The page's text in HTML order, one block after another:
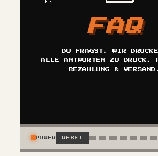
FAQ
DU FRAGST. WIR
ALLE ANTWORTEN ZU DRUCK,
BEZAHLUNG & VERSAND.
POWER RESET